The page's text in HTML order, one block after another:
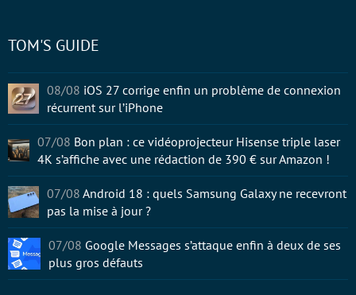
TOM'S GUIDE
08/08 iOS 27 corrige enfin un problème de connexion
récurrent sur l’iPhone
07/08 Bon plan : ce vidéoprojecteur Hisense triple laser
4K s’affiche avec une rédaction de 390 € sur Amazon !
07/08 Android 18 : quels Samsung Galaxy ne recevront
pas la mise à jour ?
07/08 Google Messages s’attaque enfin à deux de ses
plus gros défauts